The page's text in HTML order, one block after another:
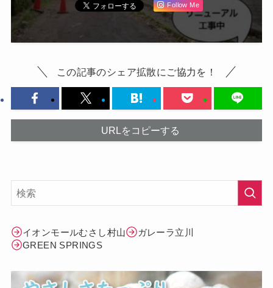
Follow Me
この記事のシェア拡散にご協力を！
URLをコピーする
イオンモールむさし村山
ガレーラ立川
GREEN SPRINGS